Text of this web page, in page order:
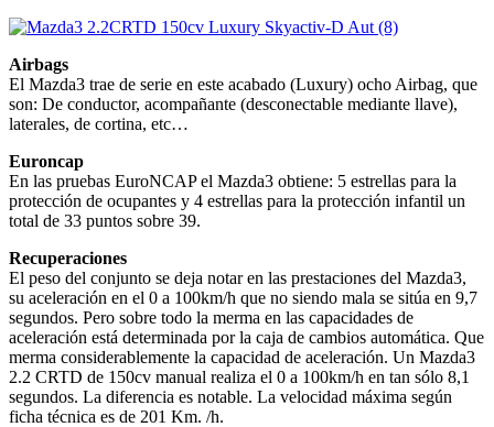
Airbags
El Mazda3 trae de serie en este acabado (Luxury) ocho Airbag, que
son: De conductor, acompañante (desconectable mediante llave),
laterales, de cortina, etc…
Euroncap
En las pruebas EuroNCAP el Mazda3 obtiene: 5 estrellas para la
protección de ocupantes y 4 estrellas para la protección infantil un
total de 33 puntos sobre 39.
Recuperaciones
El peso del conjunto se deja notar en las prestaciones del Mazda3,
su aceleración en el 0 a 100km/h que no siendo mala se sitúa en 9,7
segundos. Pero sobre todo la merma en las capacidades de
aceleración está determinada por la caja de cambios automática. Que
merma considerablemente la capacidad de aceleración. Un Mazda3
2.2 CRTD de 150cv manual realiza el 0 a 100km/h en tan sólo 8,1
segundos. La diferencia es notable. La velocidad máxima según
ficha técnica es de 201 Km. /h.